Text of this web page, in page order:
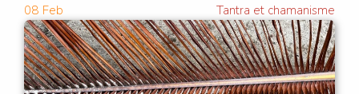
08 Feb Tantra et chamanisme